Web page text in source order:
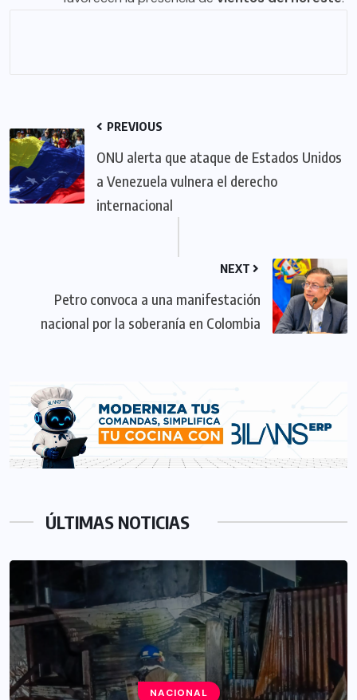
PREVIOUS
ONU alerta que ataque de Estados Unidos
a Venezuela vulnera el derecho
internacional
NEXT
Petro convoca a una manifestación
nacional por la soberanía en Colombia
ÚLTIMAS NOTICIAS
NACIONAL